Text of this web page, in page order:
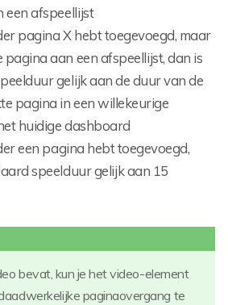
een afspeellijst
pagina X hebt toegevoegd, maar
pagina aan een afspeellijst, dan is
gelijk aan de duur van de
pagina in een willekeurige
huidige dashboard
een pagina hebt toegevoegd,
speelduur gelijk aan 15
bevat, kun je het video-element
paginaovergang te